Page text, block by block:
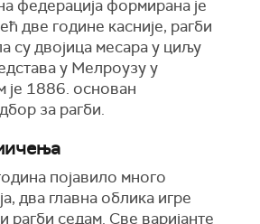
федерација формирана је
две године касније, рагби
су двојица месара у циљу
у Мелроузу у
је 1886. основан
за рагби.
појавило много
два главна облика игре
рагби седам. Све варијанте